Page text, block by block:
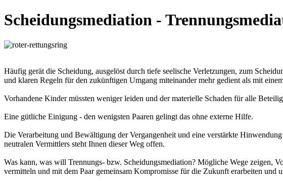
Scheidungsmediation -
Häufig gerät die Scheidung, ausgelöst durch tiefe seelische Verletzungen, zum
und klaren Regeln für den zukünftigen Umgang miteinander mehr gedient als mit
Vorhandene Kinder müssten weniger leiden und der materielle Schaden für alle
Eine gütliche Einigung - den wenigsten Paaren gelingt das ohne externe Hilfe.
Die Verarbeitung und Bewältigung der Vergangenheit und eine verstärkte
neutralen Vermittlers steht Ihnen dieser Weg offen.
Was kann, was will Trennungs- bzw. Scheidungsmediation? Mögliche Wege zeigen,
vermitteln und mit dem Paar gemeinsam Kompromisse für die Zukunft erarbeiten und